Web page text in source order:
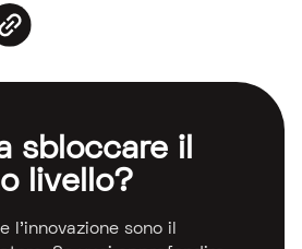
sbloccare il
livello?
l'innovazione sono il